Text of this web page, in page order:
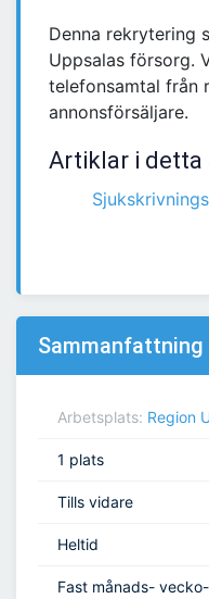
Denna rekrytering
Uppsalas försorg.
telefonsamtal från
annonsförsäljare.
Artiklar i detta
Sammanfattning
Arbetsplats: Region
1 plats
Tills vidare
Heltid
Fast månads-